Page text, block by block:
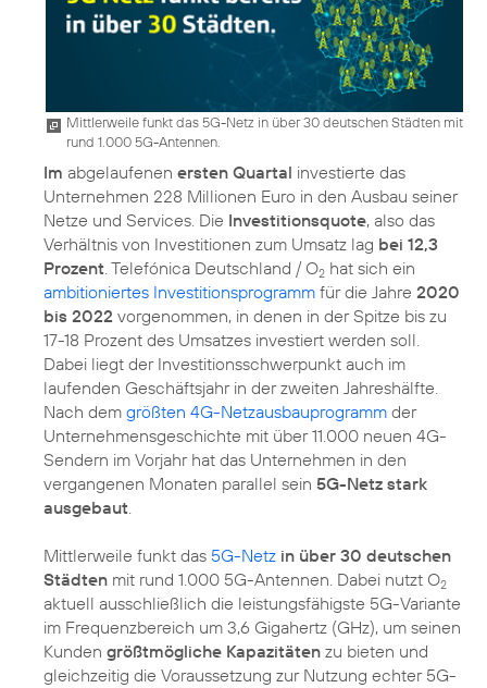
Mittlerweile funkt das 5G-Netz in über 30 deutschen Städten mit
rund 1.000 5G-Antennen.
Im abgelaufenen ersten Quartal investierte das
Unternehmen 228 Millionen Euro in den Ausbau seiner
Netze und Services. Die Investitionsquote, also das
Verhältnis von Investitionen zum Umsatz lag bei 12,3
Prozent. Telefónica Deutschland / O2 hat sich ein
ambitioniertes Investitionsprogramm für die Jahre 2020
bis 2022 vorgenommen, in denen in der Spitze bis zu
17-18 Prozent des Umsatzes investiert werden soll.
Dabei liegt der Investitionsschwerpunkt auch im
laufenden Geschäftsjahr in der zweiten Jahreshälfte.
Nach dem größten 4G-Netzausbauprogramm der
Unternehmensgeschichte mit über 11.000 neuen 4G-
Sendern im Vorjahr hat das Unternehmen in den
vergangenen Monaten parallel sein 5G-Netz stark
ausgebaut.
Mittlerweile funkt das 5G-Netz in über 30 deutschen
Städten mit rund 1.000 5G-Antennen. Dabei nutzt O2
aktuell ausschließlich die leistungsfähigste 5G-Variante
im Frequenzbereich um 3,6 Gigahertz (GHz), um seinen
Kunden größtmögliche Kapazitäten zu bieten und
gleichzeitig die Voraussetzung zur Nutzung echter 5G-